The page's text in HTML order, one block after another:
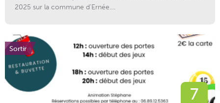
2025 sur la commune d’Ernée....
Sortir
7